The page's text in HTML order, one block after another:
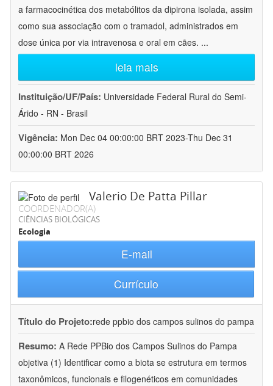
a farmacocinética dos metabólitos da dipirona isolada, assim
como sua associação com o tramadol, administrados em
dose única por via intravenosa e oral em cães. ...
leia mais
Instituição/UF/País: Universidade Federal Rural do Semi-
Árido - RN - Brasil
Vigência: Mon Dec 04 00:00:00 BRT 2023-Thu Dec 31
00:00:00 BRT 2026
Valerio De Patta Pillar
COORDENADOR(A)
CIÊNCIAS BIOLÓGICAS
Ecologia
E-mail
Currículo
Título do Projeto:rede ppbio dos campos sulinos do pampa
Resumo: A Rede PPBio dos Campos Sulinos do Pampa
objetiva (1) Identificar como a biota se estrutura em termos
taxonômicos, funcionais e filogenéticos em comunidades